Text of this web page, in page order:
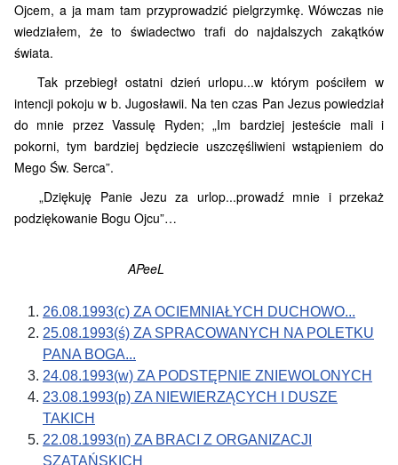
Ojcem, a ja mam tam przyprowadzić pielgrzymkę. Wówczas nie
wiedziałem, że to świadectwo trafi do najdalszych zakątków
świata.
Tak przebiegł ostatni dzień urlopu...w którym pościłem w
intencji pokoju w b. Jugosławii. Na ten czas Pan Jezus powiedział
do mnie przez Vassulę Ryden;„Im bardziej jesteście mali i
pokorni, tym bardziej będziecie uszczęśliwieni wstąpieniem do
Mego Św. Serca”.
„Dziękuję Panie Jezu za urlop...prowadź mnie i przekaż
podziękowanie Bogu Ojcu”…
APeeL
26.08.1993(c) ZA OCIEMNIAŁYCH DUCHOWO...
25.08.1993(ś) ZA SPRACOWANYCH NA POLETKU
PANA BOGA...
24.08.1993(w) ZA PODSTĘPNIE ZNIEWOLONYCH
23.08.1993(p) ZA NIEWIERZĄCYCH I DUSZE
TAKICH
22.08.1993(n) ZA BRACI Z ORGANIZACJI
SZATAŃSKICH